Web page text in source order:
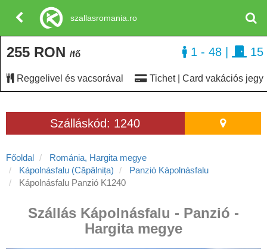
Szálláskód: 1240
Főoldal
Románia, Hargita megye
Kápolnásfalu (Căpâlnița)
Panzió Kápolnásfalu
Kápolnásfalu Panzió K1240
Szállás Kápolnásfalu - Panzió -
Hargita megye
255 RON /fő
Reggelivel és vacsorával Tichet | Card vakációs jegy
1 - 48 15
szallasromania.ro